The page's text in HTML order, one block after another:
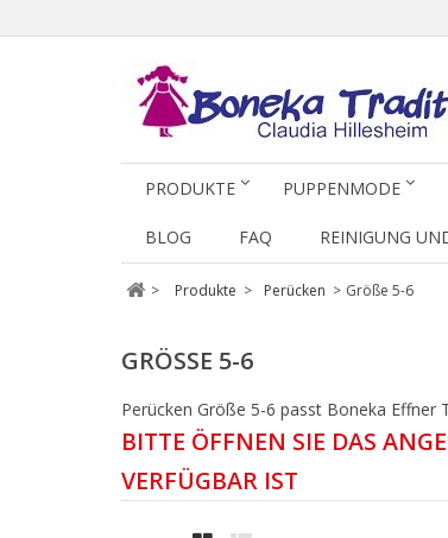
PRODUKTE PUPPENMODE
BLOG FAQ REINIGUNG
> Produkte > Perücken > Größe 5-6
GRÖSSE 5-6
Perücken Größe 5-6 passt Boneka Effner
BITTE ÖFFNEN SIE DAS
VERFÜGBAR IST